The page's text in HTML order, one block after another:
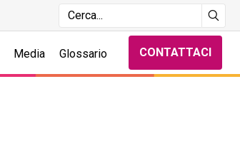
Media Glossario CONTATTACI